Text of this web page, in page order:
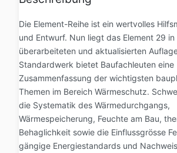
Die Element-Reihe ist ein wertvolles
und Entwurf. Nun liegt das Element 29 in
überarbeiteten und aktualisierten
Standardwerk bietet Baufachleuten eine
Zusammenfassung der wichtigsten
Themen im Bereich Wärmeschutz.
die Systematik des Wärmedurchgangs,
Wärmespeicherung, Feuchte am Bau,
Behaglichkeit sowie die Einflussgrösse
gängige Energiestandards und